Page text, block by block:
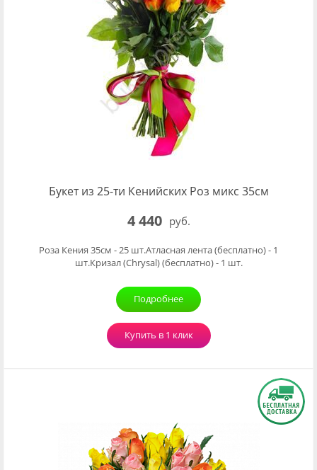
Букет из 25-ти Кенийских Роз микс 35см
4 440 руб.
Роза Кения 35см - 25 шт.Атласная лента (бесплатно) - 1
шт.Кризал (Chrysal) (бесплатно) - 1 шт.
Подробнее
Купить в 1 клик